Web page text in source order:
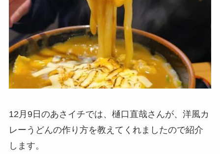
12月9日のあさイチでは、樋口直哉さんが、洋風カ
レーうどんの作り方を教えてくれましたので紹介
します。